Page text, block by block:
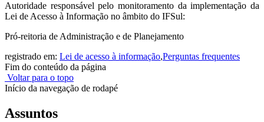
Autoridade responsável pelo monitoramento da implementação da
Lei de Acesso à Informação no âmbito do IFSul:
Pró-reitoria de Administração e de Planejamento
registrado em: Lei de acesso à informação,Perguntas frequentes
Fim do conteúdo da página
Voltar para o topo
Início da navegação de rodapé
Assuntos